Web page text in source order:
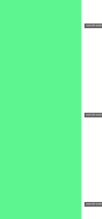
सदस्य टीम प्रबंधन
सदस्य टीम प्रबंधन
सदस्य टीम प्रबंधन